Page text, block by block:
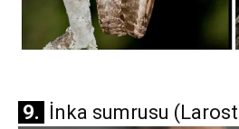
9. İnka sumrusu